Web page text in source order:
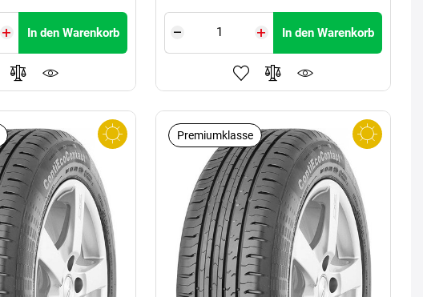
In den Warenkorb In den Warenkorb
Premiumklasse